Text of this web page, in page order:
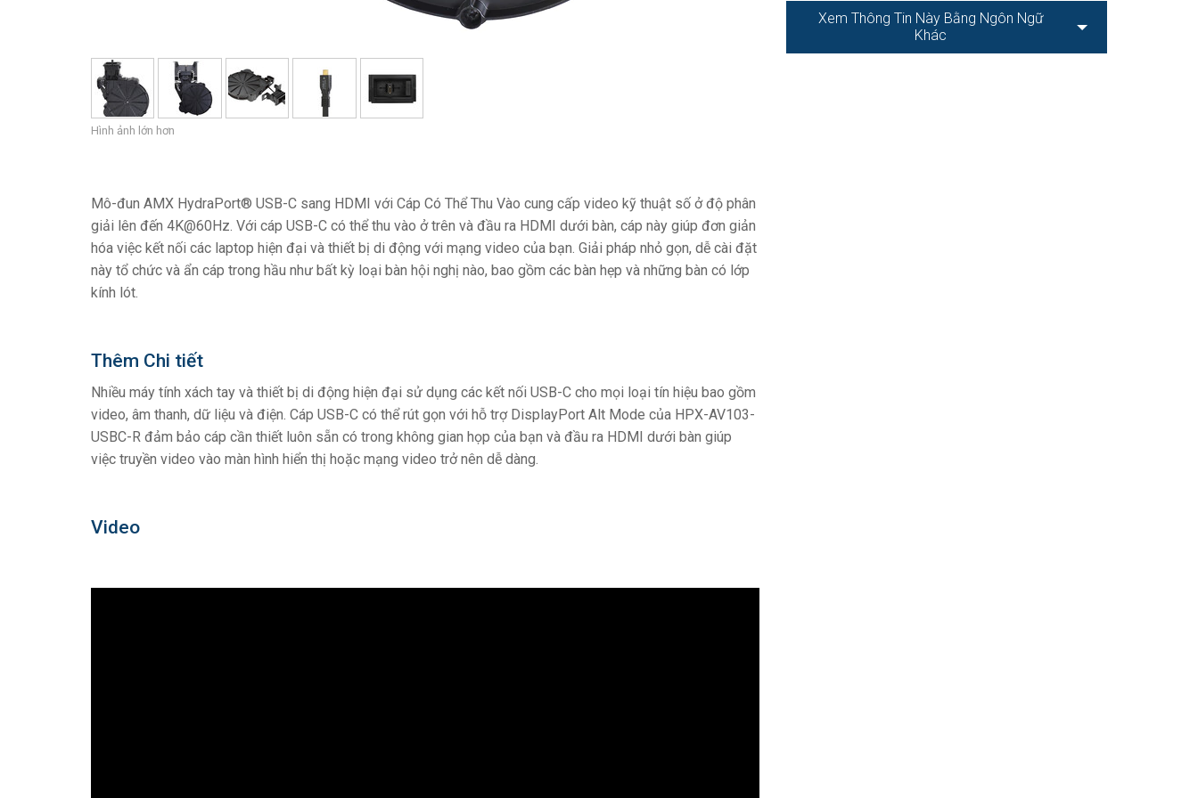
Hình ảnh lớn hơn
Mô-đun AMX HydraPort® USB-C sang HDMI với Cáp Có Thể Thu Vào cung cấp video kỹ thuật số ở độ phân
giải lên đến 4K@60Hz. Với cáp USB-C có thể thu vào ở trên và đầu ra HDMI dưới bàn, cáp này giúp đơn giản
hóa việc kết nối các laptop hiện đại và thiết bị di động với mạng video của bạn. Giải pháp nhỏ gọn, dễ cài đặt
này tổ chức và ẩn cáp trong hầu như bất kỳ loại bàn hội nghị nào, bao gồm các bàn hẹp và những bàn có lớp
kính lót.
Thêm Chi tiết
Nhiều máy tính xách tay và thiết bị di động hiện đại sử dụng các kết nối USB-C cho mọi loại tín hiệu bao gồm
video, âm thanh, dữ liệu và điện. Cáp USB-C có thể rút gọn với hỗ trợ DisplayPort Alt Mode của HPX-AV103-
USBC-R đảm bảo cáp cần thiết luôn sẵn có trong không gian họp của bạn và đầu ra HDMI dưới bàn giúp
việc truyền video vào màn hình hiển thị hoặc mạng video trở nên dễ dàng.
Video
Xem Thông Tin Này Bằng Ngôn Ngữ
Khác